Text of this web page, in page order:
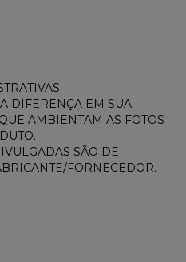
DIFERENÇA EM SUA
AMBIENTAM AS FOTOS
SÃO DE
FORNECEDOR.